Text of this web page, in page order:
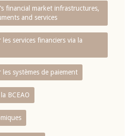
financial market infrastructures,
and services
services financiers via la
systèmes de paiement
BCEAO